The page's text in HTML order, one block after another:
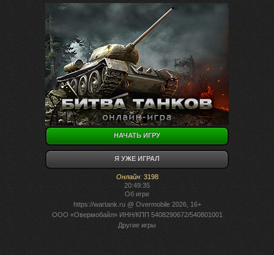
НАЧАТЬ ИГРУ
Я УЖЕ ИГРАЛ
Онлайн: 3198
20:49:35
Об игре
https://wartank.ru@ Overmobile 2026, 16+
ООО «Овермобайл» ИНН/КПП 5408290672/540801001
Другие игры